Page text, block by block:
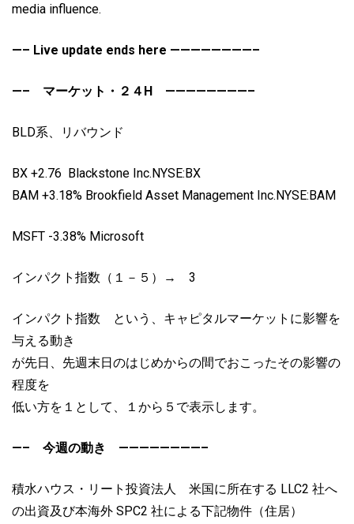
media influence.
—– Live update ends here ————————–
—– マーケット・２４H ————————–
BLD系、リバウンド
BX +2.76 Blackstone Inc.NYSE:BX
BAM +3.18% Brookfield Asset Management Inc.NYSE:BAM
MSFT -3.38% Microsoft
インパクト指数（１－５）→ 3
インパクト指数 という、キャピタルマーケットに影響を
与える動き
が先日、先週末日のはじめからの間でおこったその影響の
程度を
低い方を１として、１から５で表示します。
—– 今週の動き ————————–
積水ハウス・リート投資法人 米国に所在する LLC2 社へ
の出資及び本海外 SPC2 社による下記物件（住居）